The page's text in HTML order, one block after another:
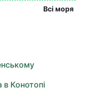
Всі моря
в Конотопі